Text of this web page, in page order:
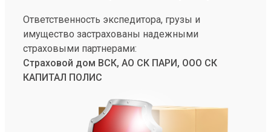
Ответственность экспедитора, грузы и
имущество застрахованы надежными
страховыми партнерами:
Страховой дом ВСК, АО СК ПАРИ, ООО СК
КАПИТАЛ ПОЛИС